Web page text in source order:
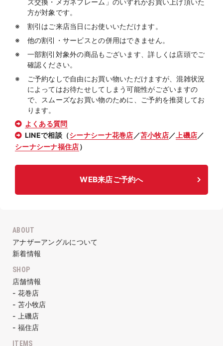
方が対象です。
割引はご来店当日にお使いいただけます。
他の割引・サービスとの併用はできません。
一部割引対象外の商品もございます、詳しくは店頭でご
確認ください。
ご予約なしで自由にお買い物いただけますが、混雑状況
によってはお待たせしてしまう可能性がございますの
で、スムーズなお買い物のために、ご予約を推奨してお
ります。
よくある質問
LINEで相談（シーナシーナ花巻店 ／苫小牧店／ 上磯店／
シーナシーナ福住店）
WEB来店ご予約へ
ABOUT
アナザーアングルについて
新着情報
SHOP
店舗情報
- 花巻店
- 苫小牧店
- 上磯店
- 福住店
ITEMS